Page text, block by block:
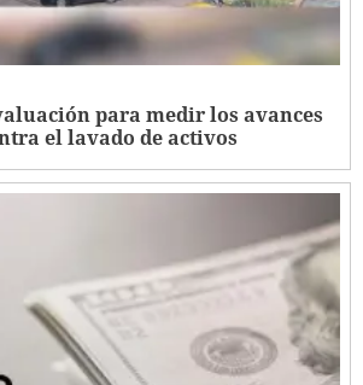
para medir los avances
el lavado de activos